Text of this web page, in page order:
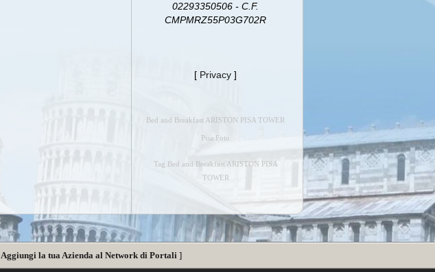
02293350506 - C.F.
CMPMRZ55P03G702R
[ Privacy ]
Bed and Breakfast ARISTON PISA TOWER
Pisa Foto
Tag Bed and Breakfast ARISTON PISA
TOWER
Aggiungi la tua Azienda al Network di Portali ]